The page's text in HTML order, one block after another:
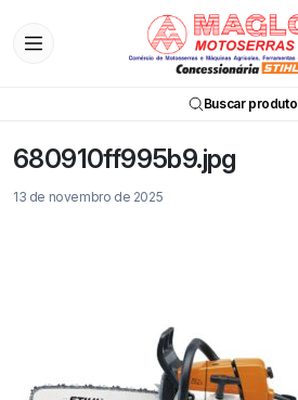
Buscar produto
680910ff995b9.jpg
13 de novembro de 2025